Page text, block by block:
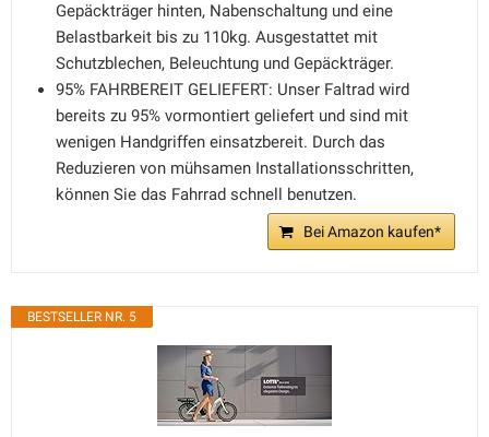
Gepäckträger hinten, Nabenschaltung und eine
Belastbarkeit bis zu 110kg. Ausgestattet mit
Schutzblechen, Beleuchtung und Gepäckträger.
95% FAHRBEREIT GELIEFERT: Unser Faltrad wird
bereits zu 95% vormontiert geliefert und sind mit
wenigen Handgriffen einsatzbereit. Durch das
Reduzieren von mühsamen Installationsschritten,
können Sie das Fahrrad schnell benutzen.
Bei Amazon kaufen*
BESTSELLER NR. 5